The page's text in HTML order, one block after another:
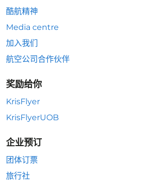
酷航精神
Media centre
加入我们
航空公司合作伙伴
奖励给你
KrisFlyer
KrisFlyerUOB
企业预订
团体订票
旅行社